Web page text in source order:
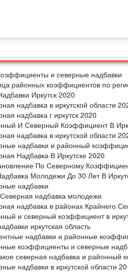
и северные надбавки
районных коэффициентов по
Иркутск 2020
надбавка в иркутской области
надбавка г иркутск 2020
И Северный Коэффициент В
надбавка в иркутской области
надбавки и районный
Надбавка В Иркутске 2020
По Северному
Молодежи До 30 Лет В
надбавки
надбавка молодежи
надбавка в районах Крайнего
и северный коэффициент в
иркутская область
надбавки и районные
коэффициенты и северные
северная надбавка и районный
надбавки в иркутской области